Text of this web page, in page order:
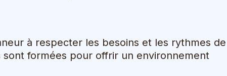
à respecter les besoins et les rythmes de
formées pour offrir un environnement